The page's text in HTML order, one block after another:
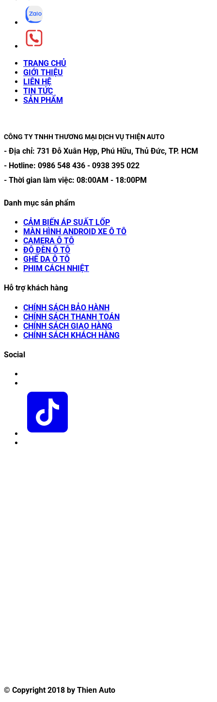
TRANG CHỦ
GIỚI THIỆU
LIÊN HỆ
TIN TỨC
SẢN PHẨM
CÔNG TY TNHH THƯƠNG MẠI DỊCH VỤ THIỆN AUTO
- Địa chỉ: 731 Đỗ Xuân Hợp, Phú Hữu, Thủ Đức, TP. HCM
- Hotline: 0986 548 436 - 0938 395 022
- Thời gian làm việc: 08:00AM - 18:00PM
Danh mục sản phẩm
CẢM BIẾN ÁP SUẤT LỐP
MÀN HÌNH ANDROID XE Ô TÔ
CAMERA Ô TÔ
ĐỘ ĐÈN Ô TÔ
GHẾ DA Ô TÔ
PHIM CÁCH NHIỆT
Hỗ trợ khách hàng
CHÍNH SÁCH BẢO HÀNH
CHÍNH SÁCH THANH TOÁN
CHÍNH SÁCH GIAO HÀNG
CHÍNH SÁCH KHÁCH HÀNG
Social
© Copyright 2018 by Thien Auto